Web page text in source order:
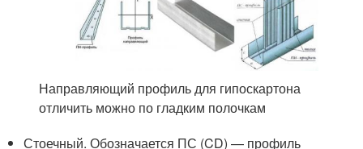
Направляющий профиль для гипоскартона
отличить можно по гладким полочкам
Стоечный. Обозначается ПС (CD) — профиль